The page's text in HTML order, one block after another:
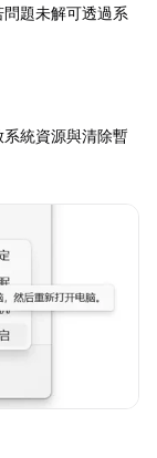
問題未解可透過系
系統資源與清除暫